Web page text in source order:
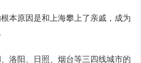
本原因是和上海攀上了亲戚，成为
洛阳、日照、烟台等三四线城市的